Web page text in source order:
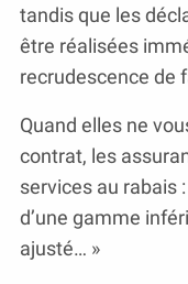
tandis que les
être réalisées
recrudescence de
Quand elles ne
contrat, les
services au rabais
d’une gamme
ajusté… »